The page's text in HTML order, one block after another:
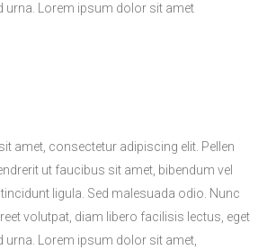
urna. Lorem ipsum dolor sit amet
amet, consectetur adipiscing elit. Pellen
ut faucibus sit amet, bibendum vel
ligula. Sed malesuada odio. Nunc
volutpat, diam libero facilisis lectus, eget
urna. Lorem ipsum dolor sit amet,